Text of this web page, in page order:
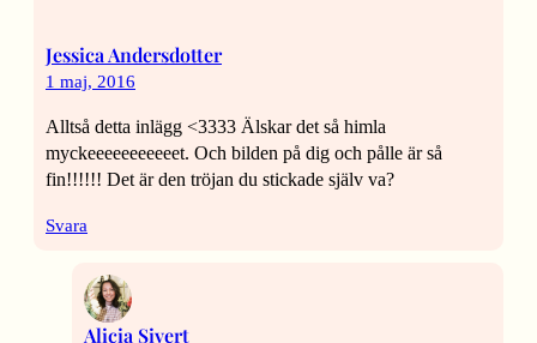
Jessica Andersdotter
1 maj, 2016
Alltså detta inlägg <3333 Älskar det så himla
myckeeeeeeeeeeet. Och bilden på dig och pålle är så
fin!!!!!! Det är den tröjan du stickade själv va?
Svara
Alicia Sivert